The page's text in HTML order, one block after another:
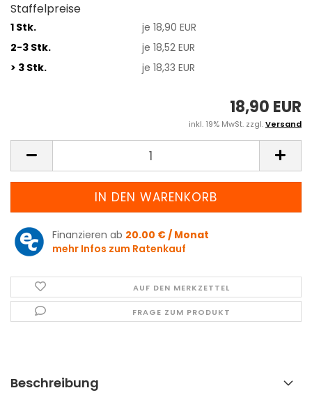
Staffelpreise
1 Stk.
je 18,90 EUR
2-3 Stk.
je 18,52 EUR
> 3 Stk.
je 18,33 EUR
18,90 EUR
inkl. 19% MwSt. zzgl.Versand
Finanzieren ab 20.00 € / Monat
mehr Infos zum Ratenkauf
AUF DEN MERKZETTEL
FRAGE ZUM PRODUKT
Beschreibung